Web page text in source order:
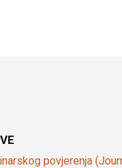
povjerenja